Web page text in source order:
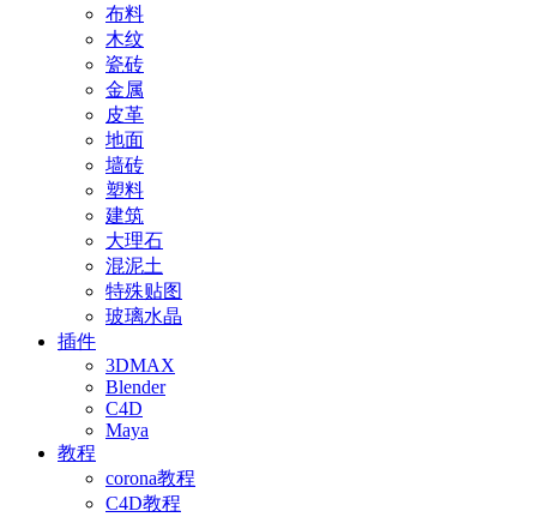
布料
木纹
瓷砖
金属
皮革
地面
墙砖
塑料
建筑
大理石
混泥土
特殊贴图
玻璃水晶
插件
3DMAX
Blender
C4D
Maya
教程
corona教程
C4D教程